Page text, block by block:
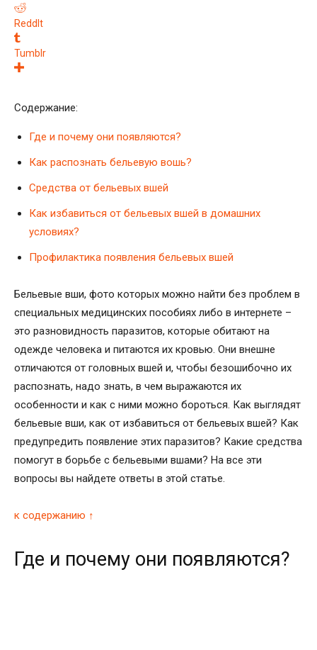
ReddIt
Tumblr
Содержание:
Где и почему они появляются?
Как распознать бельевую вошь?
Средства от бельевых вшей
Как избавиться от бельевых вшей в домашних
условиях?
Профилактика появления бельевых вшей
Бельевые вши, фото которых можно найти без проблем в
специальных медицинских пособиях либо в интернете –
это разновидность паразитов, которые обитают на
одежде человека и питаются их кровью. Они внешне
отличаются от головных вшей и, чтобы безошибочно их
распознать, надо знать, в чем выражаются их
особенности и как с ними можно бороться. Как выглядят
бельевые вши, как от избавиться от бельевых вшей? Как
предупредить появление этих паразитов? Какие средства
помогут в борьбе с бельевыми вшами? На все эти
вопросы вы найдете ответы в этой статье.
к содержанию ↑
Где и почему они появляются?